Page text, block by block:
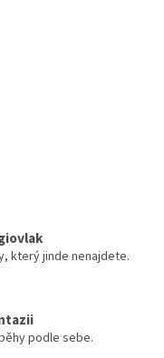
který jinde nenajdete.
podle sebe.